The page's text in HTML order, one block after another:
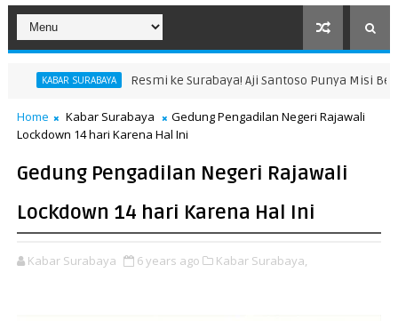
Resmi ke Surabaya! Aji Santoso Punya Misi Besar Bersama de Red
Home Kabar Surabaya
Gedung Pengadilan Negeri Rajawali
Lockdown 14 hari Karena Hal Ini
Gedung Pengadilan Negeri Rajawali
Lockdown 14 hari Karena Hal Ini
Kabar Surabaya 6 years ago Kabar Surabaya,